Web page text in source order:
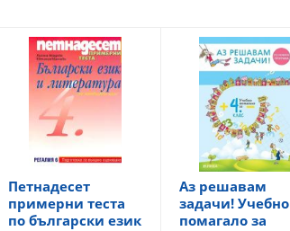
Петнадесет
примерни теста
по български език
Аз решавам
задачи! Учебно
помагало за